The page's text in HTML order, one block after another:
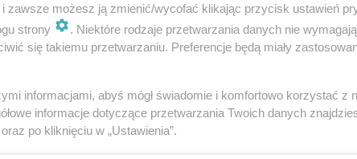
i zawsze możesz ją zmienić/wycofać klikając przycisk ustawień
strony
. Niektóre rodzaje przetwarzania danych nie
się takiemu przetwarzaniu. Preferencje będą miały
informacjami, abyś mógł świadomie i komfortowo korzystać z
informacje dotyczące przetwarzania Twoich danych
oraz po kliknięciu w „Ustawienia”.